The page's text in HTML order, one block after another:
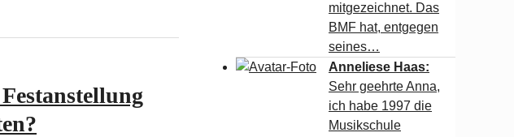
mitgezeichnet. Das
BMF hat, entgegen
seines…
Anneliese Haas:
Sehr geehrte Anna,
ich habe 1997 die
Musikschule